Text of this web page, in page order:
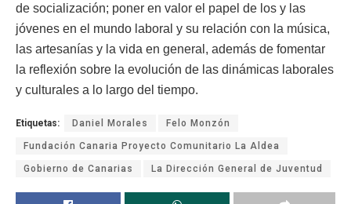
de socialización; poner en valor el papel de los y las
jóvenes en el mundo laboral y su relación con la música,
las artesanías y la vida en general, además de fomentar
la reflexión sobre la evolución de las dinámicas laborales
y culturales a lo largo del tiempo.
Etiquetas: Daniel Morales Felo Monzón
Fundación Canaria Proyecto Comunitario La Aldea
Gobierno de Canarias La Dirección General de Juventud